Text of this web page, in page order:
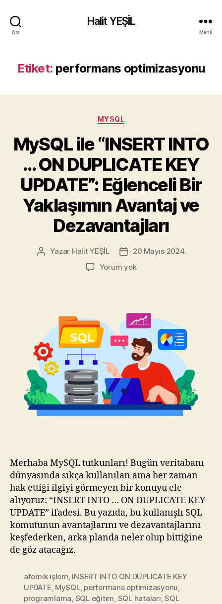
Ara
Halit YEŞİL
Menü
Etiket: performans optimizasyonu
Kategoriler
MYSQL
MySQL ile “INSERT INTO
… ON DUPLICATE KEY
UPDATE”: Eğlenceli Bir
Yaklaşımın Avantaj ve
Dezavantajları
Yazının
Yazar Halit YEŞİL
Yazı
tarihi
20 Mayıs 2024
Yorum yokMySQL
ON
DUPLICATE
KEY
UPDATE”:
Eğlenceli
Yaklaşımın
Avantaj
ve
Dezavantajları
Merhaba MySQL tutkunları! Bugün veritabanı
dünyasında sıkça kullanılan ama her zaman
hak ettiği ilgiyi görmeyen bir konuyu ele
alıyoruz: “INSERT INTO … ON DUPLICATE KEY
UPDATE” ifadesi. Bu yazıda, bu kullanışlı SQL
komutunun avantajlarını ve dezavantajlarını
keşfederken, arka planda neler olup bittiğine
de göz atacağız.
atomik işlem, INSERT INTO ON DUPLICATE KEY
UPDATE, MySQL, performans optimizasyonu,
programlama, SQL eğitim, SQL hataları,SQL